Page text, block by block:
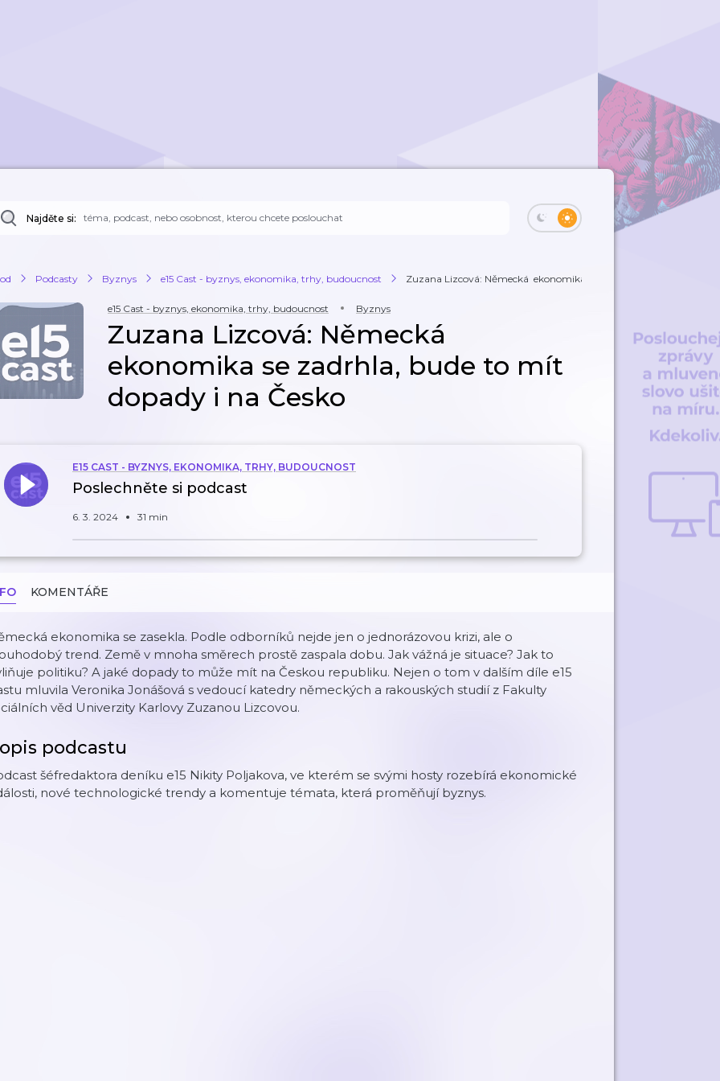
Najděte si:
Podcasty Byznys e15 Cast - byznys, ekonomika, trhy, budoucnost Zuzana Lizcová: Německá ekonomika se zadr...
e15 Cast - byznys, ekonomika, trhy, budoucnost Byznys
Zuzana Lizcová: Německá
ekonomika se zadrhla, bude to mít
dopady i na Česko
E15 CAST - BYZNYS, EKONOMIKA, TRHY, BUDOUCNOST
Poslechněte si podcast
6. 3. 2024 31 min
KOMENTÁŘE
ekonomika se zasekla. Podle odborníků nejde jen o jednorázovou krizi, ale o
trend. Země v mnoha směrech prostě zaspala dobu. Jak vážná je situace? Jak to
politiku? A jaké dopady to může mít na Českou republiku. Nejen o tom v dalším díle e15
mluvila Veronika Jonášová s vedoucí katedry německých a rakouských studií z Fakulty
věd Univerzity Karlovy Zuzanou Lizcovou.
podcastu
šéfredaktora deníku e15 Nikity Poljakova, ve kterém se svými hosty rozebírá ekonomické
nové technologické trendy a komentuje témata, která proměňují byznys.